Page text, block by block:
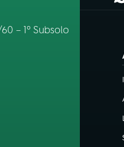
– 1º Subsolo